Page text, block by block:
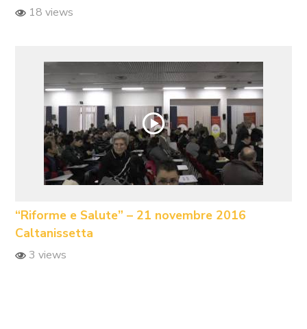
18 views
“Riforme e Salute” – 21 novembre 2016
Caltanissetta
3 views